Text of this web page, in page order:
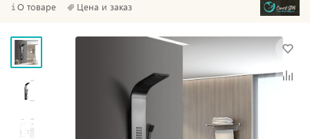
О товаре Цена и заказ